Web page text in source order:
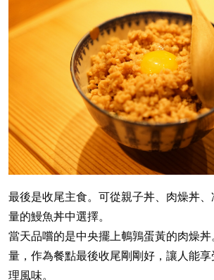
最後是收尾主食。可從親子丼、肉燥丼
量的鰻魚丼中選擇。
當天品嚐的是中央擺上鵪鶉蛋黃的肉燥
量，作為餐點最後收尾剛剛好，讓人能
理風味。